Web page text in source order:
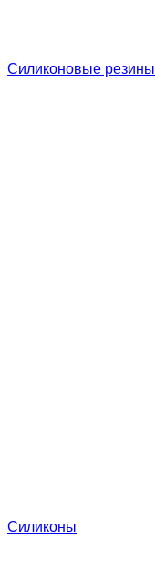
Силиконовые резины
Силиконы